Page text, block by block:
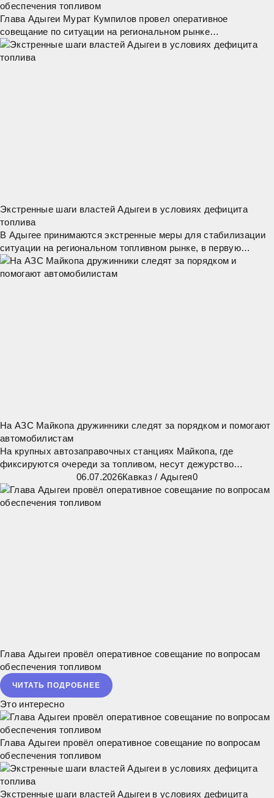
обеспечения топливом
Глава Адыгеи Мурат Кумпилов провел оперативное
совещание по ситуации на региональном рынке
нефтепродуктов. "Сегодня наша главная задача – обеспечить
стабильное снабжение топливом жителей
Экстренные шаги властей Адыгеи в условиях дефицита
топлива
В Адыгее принимаются экстренные меры для стабилизации
ситуации на региональном топливном рынке, в первую
очередь — обеспечение бесперебойной работы жизненно
важных организаций. Экстренные службы,
На АЗС Майкопа дружинники следят за порядком и помогают
автомобилистам
На крупных автозаправочных станциях Майкопа, где
фиксируются очереди за топливом, несут дежурство
дружинники отряда «Честь». Они помогают
правоохранительным органам следить за порядком, а также
06.07.2026Кавказ/ Адыгея0
Глава Адыгеи провёл оперативное совещание по вопросам
обеспечения топливом
ЧИТАТЬ ПОДРОБНЕЕ
Это интересно
Глава Адыгеи провёл оперативное совещание по вопросам
обеспечения топливом
Экстренные шаги властей Адыгеи в условиях дефицита